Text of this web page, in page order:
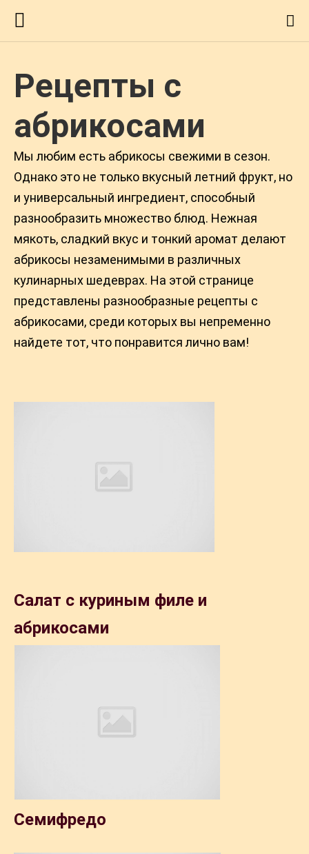
Рецепты с
абрикосами
Мы любим есть абрикосы свежими в сезон.
Однако это не только вкусный летний фрукт, но
и универсальный ингредиент, способный
разнообразить множество блюд. Нежная
мякоть, сладкий вкус и тонкий аромат делают
абрикосы незаменимыми в различных
кулинарных шедеврах. На этой странице
представлены разнообразные рецепты с
абрикосами, среди которых вы непременно
найдете тот, что понравится лично вам!
Салат с куриным филе и
абрикосами
Семифредо